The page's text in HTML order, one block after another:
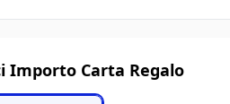
Importo Carta Regalo